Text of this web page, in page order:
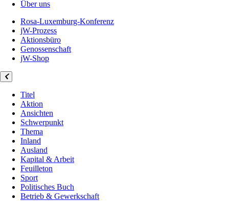
Über uns
Rosa-Luxemburg-Konferenz
jW-Prozess
Aktionsbüro
Genossenschaft
jW-Shop
Titel
Aktion
Ansichten
Schwerpunkt
Thema
Inland
Ausland
Kapital & Arbeit
Feuilleton
Sport
Politisches Buch
Betrieb & Gewerkschaft